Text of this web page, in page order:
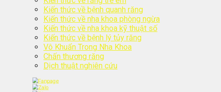
Kiến thức về bệnh quanh răng
Kiến thức về nha khoa phòng ngừa
Kiến thức về nha khoa kỹ thuật số
Kiến thức về bệnh lý tủy răng
Vô Khuẩn Trong Nha Khoa
Chấn thương răng
Dịch thuật nghiên cứu